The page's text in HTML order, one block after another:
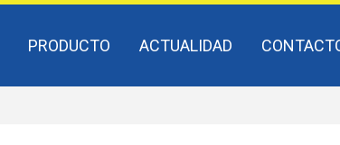
PRODUCTO ACTUALIDAD